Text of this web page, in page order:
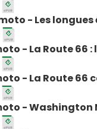
- Les longues
- La Route 66 :
- La Route 66
- Washington